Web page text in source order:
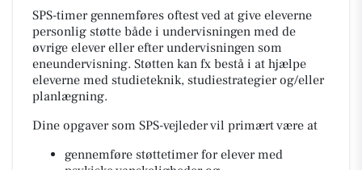
SPS-timer gennemføres oftest ved at give eleverne
personlig støtte både i undervisningen med de
øvrige elever eller efter undervisningen som
eneundervisning. Støtten kan fx bestå i at hjælpe
eleverne med studieteknik, studiestrategier og/eller
planlægning.
Dine opgaver som SPS-vejleder vil primært være at
gennemføre støttetimer for elever med